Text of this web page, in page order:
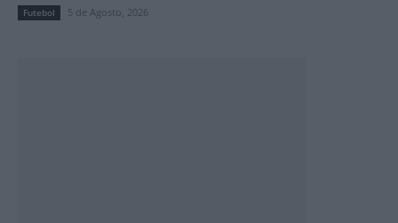
Futebol 5 de Agosto, 2026